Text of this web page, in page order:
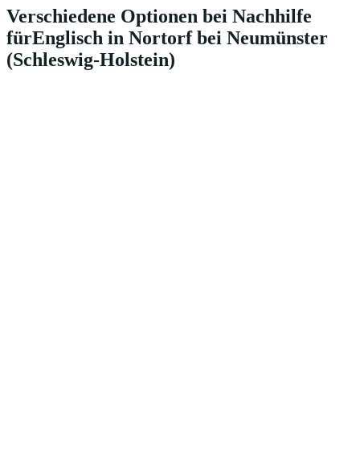
Verschiedene Optionen bei Nachhilfe
fürEnglisch in Nortorf bei Neumünster
(Schleswig-Holstein)